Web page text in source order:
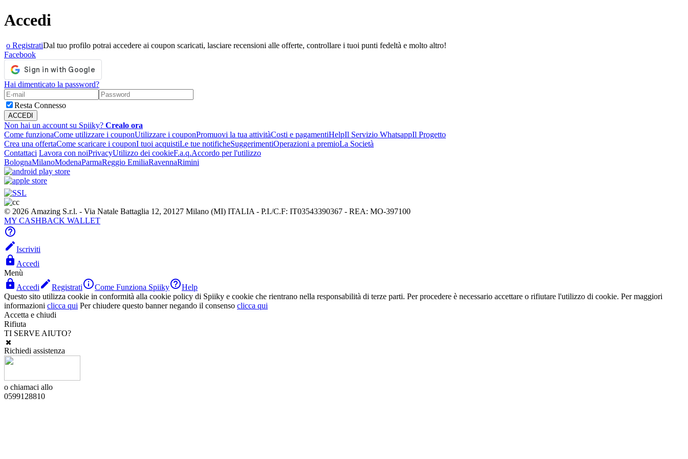
Accedi
o RegistratiDal tuo profilo potrai accedere ai coupon scaricati, lasciare recensioni alle offerte, controllare i tuoi punti fedeltà e molto altro!
Facebook
Hai dimenticato la password?
Resta Connesso
Non hai un account su Spiiky? Crealo ora
Come funzionaCome utilizzare i couponUtilizzare i couponPromuovi la tua attivitàCosti e pagamentiHelpIl Servizio WhatsappIl Progetto
Crea una offertaCome scaricare i couponI tuoi acquistiLe tue notificheSuggerimentiOperazioni a premioLa Società
Contattaci Lavora con noiPrivacyUtilizzo dei cookieF.a.q.Accordo per l'utilizzo
BolognaMilanoModenaParmaReggio EmiliaRavennaRimini
© 2026 Amazing S.r.l. - Via Natale Battaglia 12, 20127 Milano (MI) ITALIA - P.I./C.F: IT03543390367 - REA: MO-397100
MY CASHBACK WALLET

Iscriviti
 Accedi
Menù
 Accedi RegistratiCome Funziona SpiikyHelp
Questo sito utilizza cookie in conformità alla cookie policy di Spiiky e cookie che rientrano nella responsabilità di terze parti. Per procedere è necessario accettare o rifiutare l'utilizzo di cookie. Per maggiori
informazioni clicca qui Per chiudere questo banner negando il consenso clicca qui
Accetta e chiudi
Rifiuta
TI SERVE AIUTO?
Richiedi assistenza
o chiamaci allo
0599128810